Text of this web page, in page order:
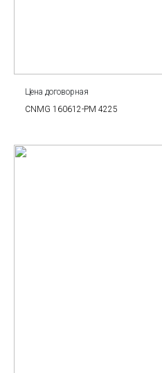
Цена договорная
CNMG 160612-PM 4225